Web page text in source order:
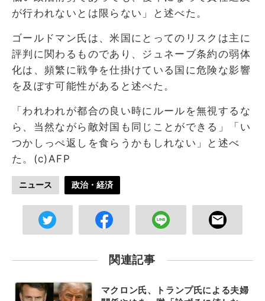
が行われないとは限らない」と述べた。
ゴールドマン氏は、米国にとってのリスクは主に
評判に関わるものであり、ジュネーブ条約の弱体
化は、頻繁に戦争を仕掛けている国に危険な影響
を及ぼす可能性があると述べた。
「われわれが都合の良い時にルールを無視するな
ら、当然ながら敵対国も同じことができる」「い
つかしっぺ返しを食らうかもしれない」と述べ
た。(c)AFP
ニュース 政治・経済
関連記事
マクロン氏、トランプ氏による夫婦